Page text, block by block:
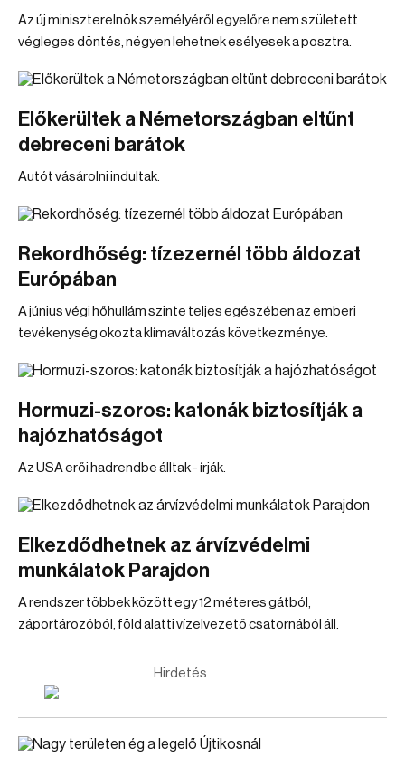
Az új miniszterelnök személyéről egyelőre nem született
végleges döntés, négyen lehetnek esélyesek a posztra.
Előkerültek a Németországban eltűnt
debreceni barátok
Autót vásárolni indultak.
Rekordhőség: tízezernél több áldozat
Európában
A június végi hőhullám szinte teljes egészében az emberi
tevékenység okozta klímaváltozás következménye.
Hormuzi-szoros: katonák biztosítják a
hajózhatóságot
Az USA erői hadrendbe álltak - írják.
Elkezdődhetnek az árvízvédelmi
munkálatok Parajdon
A rendszer többek között egy 12 méteres gátból,
záportározóból, föld alatti vízelvezető csatornából áll.
Hirdetés